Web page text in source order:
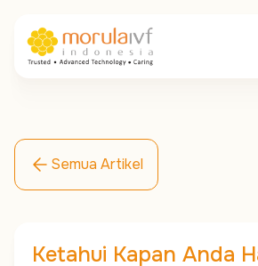
Semua Artikel
Ketahui Kapan Anda